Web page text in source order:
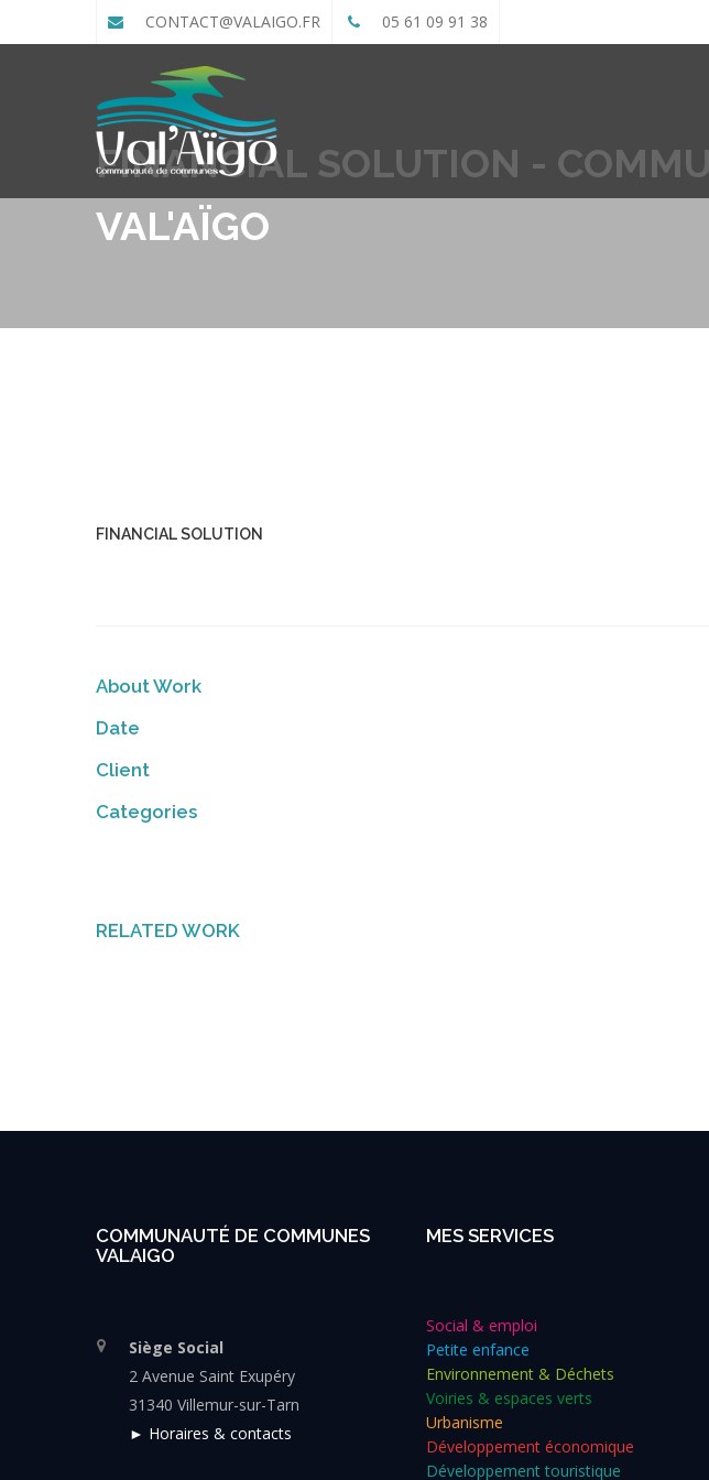
CONTACT@VALAIGO.FR 05 61 09 91 38
FINANCIAL SOLUTION -
VAL'AÏGO
FINANCIAL SOLUTION
About Work
Date
Client
Categories
RELATED WORK
COMMUNAUTÉ DE COMMUNES
VALAIGO
Siège Social
2 Avenue Saint Exupéry
31340 Villemur-sur-Tarn
► Horaires & contacts
MES SERVICES
Social & emploi
Petite enfance
Environnement & Déchets
Voiries & espaces verts
Urbanisme
Développement économique
Développement touristique